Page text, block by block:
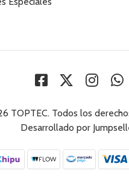
TOPTEC. Todos los
Desarrollado por